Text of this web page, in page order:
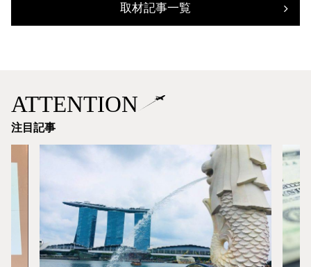
取材記事一覧
ATTENTION
注目記事